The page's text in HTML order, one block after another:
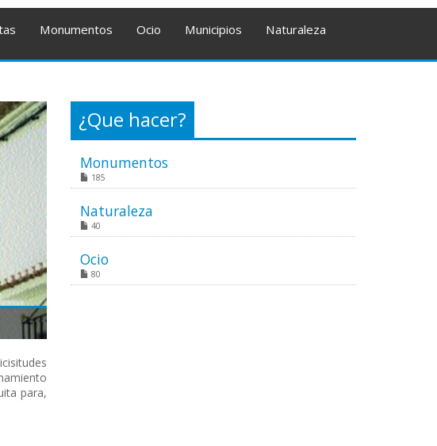
Monumentos Ocio Municipios Naturaleza
para,
¿Que hacer?
Monumentos
185
Naturaleza
40
Ocio
80